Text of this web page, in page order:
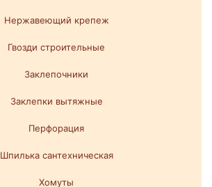
Нержавеющий крепеж
Гвозди строительные
Заклепочники
Заклепки вытяжные
Перфорация
Шпилька сантехническая
Хомуты